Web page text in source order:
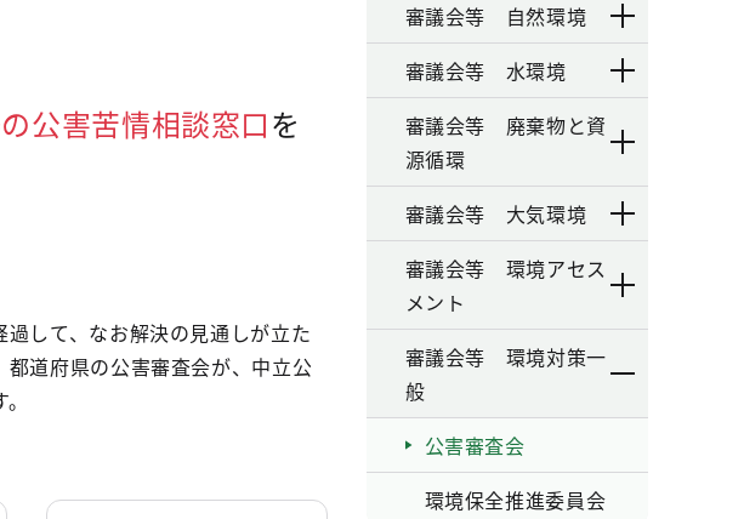
公害苦情相談窓口を
して、なお解決の見通しが立た
道府県の公害審査会が、中立公
審議会等 自然環境
審議会等 水環境
審議会等 廃棄物と資
源循環
審議会等 大気環境
審議会等 環境アセス
メント
審議会等 環境対策一
般
公害審査会
環境保全推進委員会